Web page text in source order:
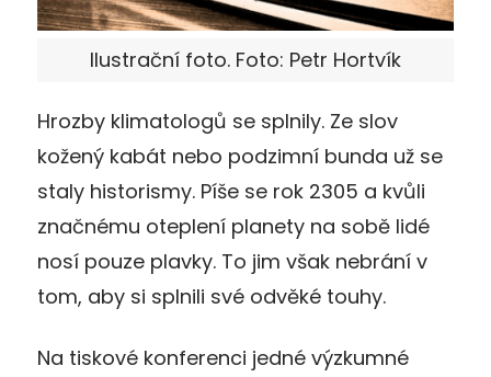
Ilustrační foto. Foto: Petr Hortvík
Hrozby klimatologů se splnily. Ze slov
kožený kabát nebo podzimní bunda už se
staly historismy. Píše se rok 2305 a kvůli
značnému oteplení planety na sobě lidé
nosí pouze plavky. To jim však nebrání v
tom, aby si splnili své odvěké touhy.
Na tiskové konferenci jedné výzkumné